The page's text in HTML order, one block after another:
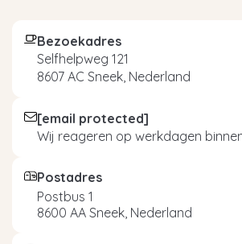
Bezoekadres
Selfhelpweg 121
8607 AC Sneek, Nederland
[email protected]
Wij reageren op werkdagen
Postadres
Postbus 1
8600 AA Sneek, Nederland